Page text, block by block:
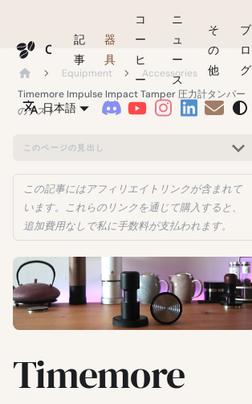
記
事
器
具
コ
ー
ヒ
ー
ニ
ュ
ー
ス
そ
の
他
ブ
ロ
グ
日本語
Equipment
Accessories
Timemore Impulse Impact Tamper 圧力計タンパー
のテスト
このページの見出し
この記事にはアフィリエイトリンクが含まれて
います。これらのリンクを通じて購入すると、
追加費用なしで私に手数料が支払われます。
Timemore